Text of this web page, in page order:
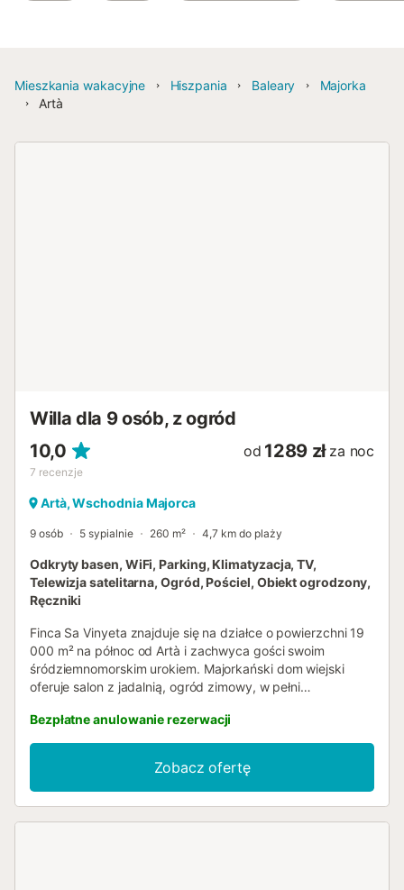
Mieszkania wakacyjne Hiszpania Baleary
Majorka
Artà
Willa dla 9 osób, z ogród
10,0
7 recenzje
od 1289 zł za noc
Artà, Wschodnia Majorca
9 osób 5 sypialnie 260 m² 4,7 km do plaży
Odkryty basen, WiFi, Parking, Klimatyzacja, TV,
Telewizja satelitarna, Ogród, Pościel, Obiekt ogrodzony,
Ręczniki
Finca Sa Vinyeta znajduje się na działce o powierzchni 19
000 m² na północ od Artà i zachwyca gości swoim
śródziemnomorskim urokiem. Majorkański dom wiejski
oferuje salon z jadalnią, ogród zimowy, w pełni
pojedynczym i 2 z 2 łóżkami pojedynczymi) oraz 6
łazienek, dzięki czemu może pomieścić 9 osób.
Udogodnienia obejmują również Wi-Fi, klimatyzację,
kominek, telewizję satelitarną, łóżeczko dla dziecka i
krzesełko do karmienia. Zadbane podjazd, obsadzony
Bezpłatne anulowanie rezerwacji
Zobacz ofertę